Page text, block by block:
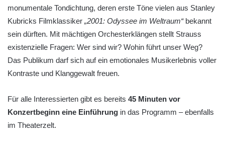
monumentale Tondichtung, deren erste Töne vielen aus Stanley
Kubricks Filmklassiker „2001: Odyssee im Weltraum“bekannt
sein dürften. Mit mächtigen Orchesterklängen stellt Strauss
existenzielle Fragen: Wer sind wir? Wohin führt unser Weg?
Das Publikum darf sich auf ein emotionales Musikerlebnis voller
Kontraste und Klanggewalt freuen.
Für alle Interessierten gibt es bereits 45 Minuten vor
Konzertbeginn eine Einführung in das Programm – ebenfalls
im Theaterzelt.